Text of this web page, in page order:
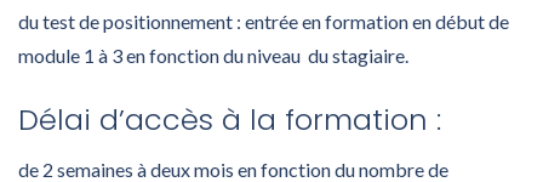
du test de positionnement : entrée en formation en début de
module 1 à 3 en fonction du niveau du stagiaire.
Délai d’accès à la formation :
de 2 semaines à deux mois en fonction du nombre de